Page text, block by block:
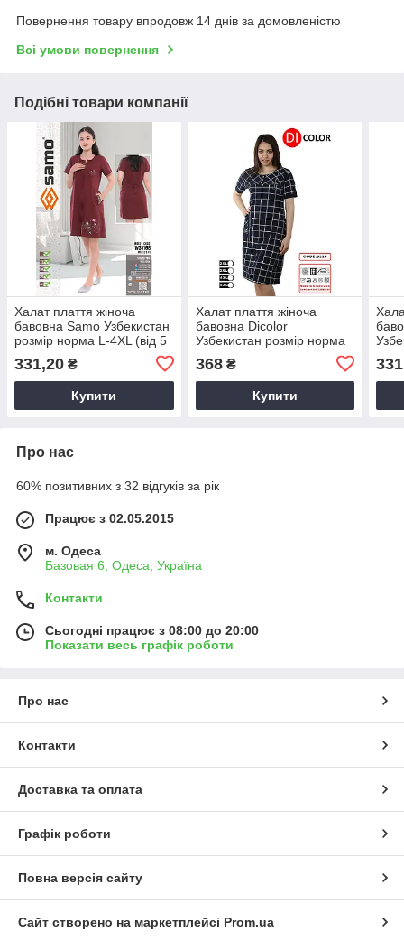
Повернення товару впродовж 14 днів за домовленістю
Всі умови повернення
Подібні товари компанії
Халат плаття жіноча
бавовна Samo Узбекистан
розмір норма L-4XL (від 5
331,20 ₴
Купити
Халат плаття жіноча
бавовна Dicolor
Узбекистан розмір норма
368₴
Купити
Про нас
60% позитивних з 32 відгуків за рік
Працює з 02.05.2015
м. Одеса
Базовая 6, Одеса, Україна
Контакти
Сьогодні працює з 08:00 до 20:00
Показати весь графік роботи
Про нас
Контакти
Доставка та оплата
Графік роботи
Повна версія сайту
Сайт створено на маркетплейсі Prom.ua